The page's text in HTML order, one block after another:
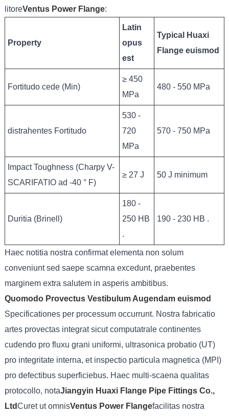
litoreVentus Power Flange:
Property
Latin
opus
est
Typical Huaxi
Flange euismod
Fortitudo cede (Min)
≥ 450
MPa
480 - 550 MPa
distrahentes Fortitudo
530 -
720
MPa
570 - 750 MPa
Impact Toughness (Charpy V-
SCARIFATIO ad -40 ° F)
≥ 27 J 50 J minimum
Duritia (Brinell)
180 -
250 HB
.
190 - 230 HB .
Haec notitia nostra confirmat elementa non solum
conveniunt sed saepe scamna excedunt, praebentes
marginem extra salutem in asperis ambitibus.
Quomodo Provectus Vestibulum Augendam euismod
Specificationes per processum occurrunt. Nostra fabricatio
artes provectas integrat sicut computatrale continentes
cudendo pro fluxu grani uniformi, ultrasonica probatio (UT)
pro integritate interna, et inspectio particula magnetica (MPI)
pro defectibus superficiebus. Haec multi-scaena qualitas
protocollo, notaJiangyin Huaxi Flange Pipe Fittings Co.,
LtdCuret ut omnisVentus Power Flangefacilitas nostra